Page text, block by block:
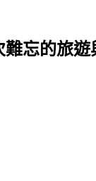
忘的旅遊